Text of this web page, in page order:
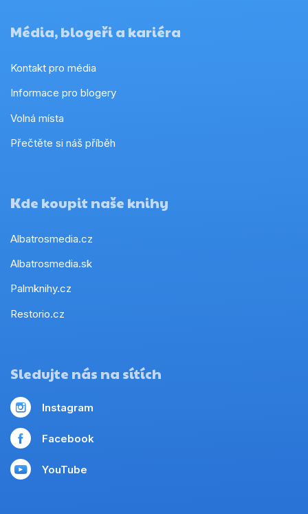
Média, blogeři a kariéra
Kontakt pro média
Informace pro blogery
Volná místa
Přečtěte si náš příběh
Kde koupit naše knihy
Albatrosmedia.cz
Albatrosmedia.sk
Palmknihy.cz
Restorio.cz
Sledujte nás na sítích
Instagram
Facebook
YouTube